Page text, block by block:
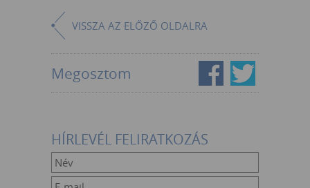
VISSZA AZ ELŐZŐ OLDALRA
Megosztom
HÍRLEVÉL FELIRATKOZÁS